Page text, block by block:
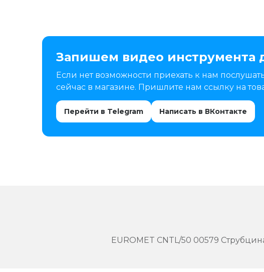
Запишем видео инструмента
Если нет возможности приехать к нам
сейчас в магазине. Пришлите нам ссылку на
Перейти в Telegram Написать в ВКонтакте
EUROMET CNTL/50 00579